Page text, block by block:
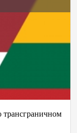
трансграничном